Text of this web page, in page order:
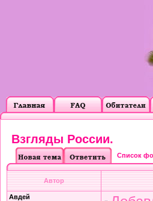
Взгляды России.
Список
Автор
Авдей